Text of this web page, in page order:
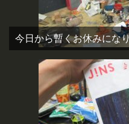
今日から暫くお休みにな